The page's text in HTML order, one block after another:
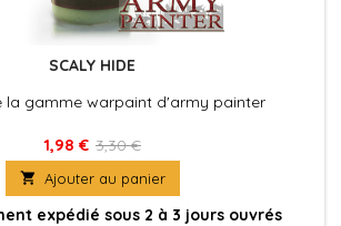
SCALY HIDE
la gamme warpaint d'army painter
1,98 € 3,30 €
 Ajouter au panier
expédié sous 2 à 3 jours ouvrés